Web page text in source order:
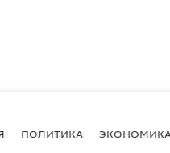
ПОЛИТИКА